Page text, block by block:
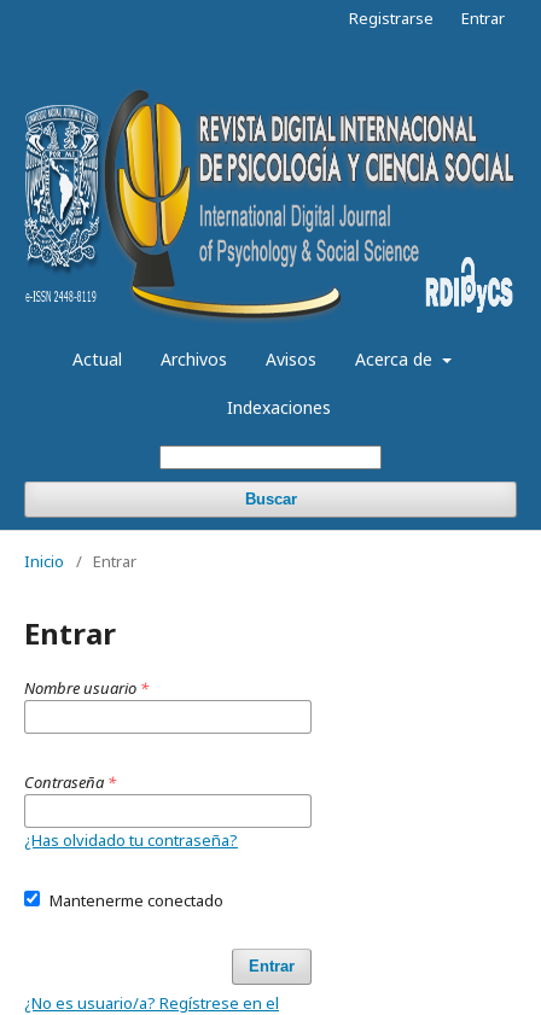
Actual Archivos Avisos Acerca de
Indexaciones
Buscar
Registrarse Entrar
Inicio / Entrar
Entrar
Nombre usuario *
Contraseña *
¿Has olvidado tu contraseña?
Mantenerme conectado
Entrar
¿No es usuario/a? Regístrese en el